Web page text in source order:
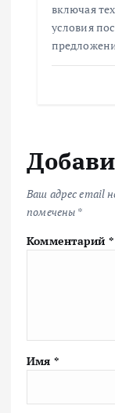
включая
условия
Ваш адрес email
помечены *
Комментарий *
Имя *